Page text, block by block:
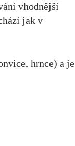
vhodnější
jak v
hrnce) a je